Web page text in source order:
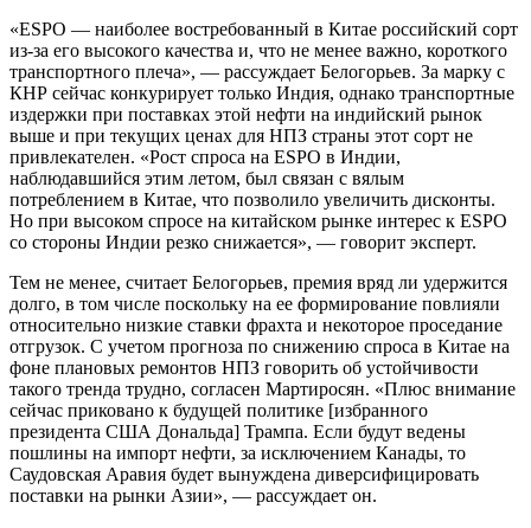
«ESPO — наиболее востребованный в Китае российский сорт
из-за его высокого качества и, что не менее важно, короткого
транспортного плеча», — рассуждает Белогорьев. За марку с
КНР сейчас конкурирует только Индия, однако транспортные
издержки при поставках этой нефти на индийский рынок
выше и при текущих ценах для НПЗ страны этот сорт не
привлекателен. «Рост спроса на ESPO в Индии,
наблюдавшийся этим летом, был связан с вялым
потреблением в Китае, что позволило увеличить дисконты.
Но при высоком спросе на китайском рынке интерес к ESPO
со стороны Индии резко снижается», — говорит эксперт.
Тем не менее, считает Белогорьев, премия вряд ли удержится
долго, в том числе поскольку на ее формирование повлияли
относительно низкие ставки фрахта и некоторое проседание
отгрузок. С учетом прогноза по снижению спроса в Китае на
фоне плановых ремонтов НПЗ говорить об устойчивости
такого тренда трудно, согласен Мартиросян. «Плюс внимание
сейчас приковано к будущей политике [избранного
президента США Дональда] Трампа. Если будут ведены
пошлины на импорт нефти, за исключением Канады, то
Саудовская Аравия будет вынуждена диверсифицировать
поставки на рынки Азии», — рассуждает он.